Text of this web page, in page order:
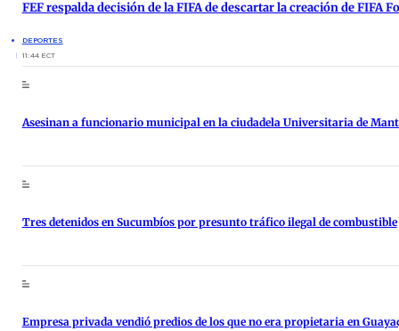
FEF respalda decisión de la FIFA de descartar la creación de FIFA
DEPORTES
11:44 ECT
Asesinan a funcionario municipal en la ciudadela Universitaria de
Tres detenidos en Sucumbíos por presunto tráfico ilegal de combustible
Empresa privada vendió predios de los que no era propietaria en